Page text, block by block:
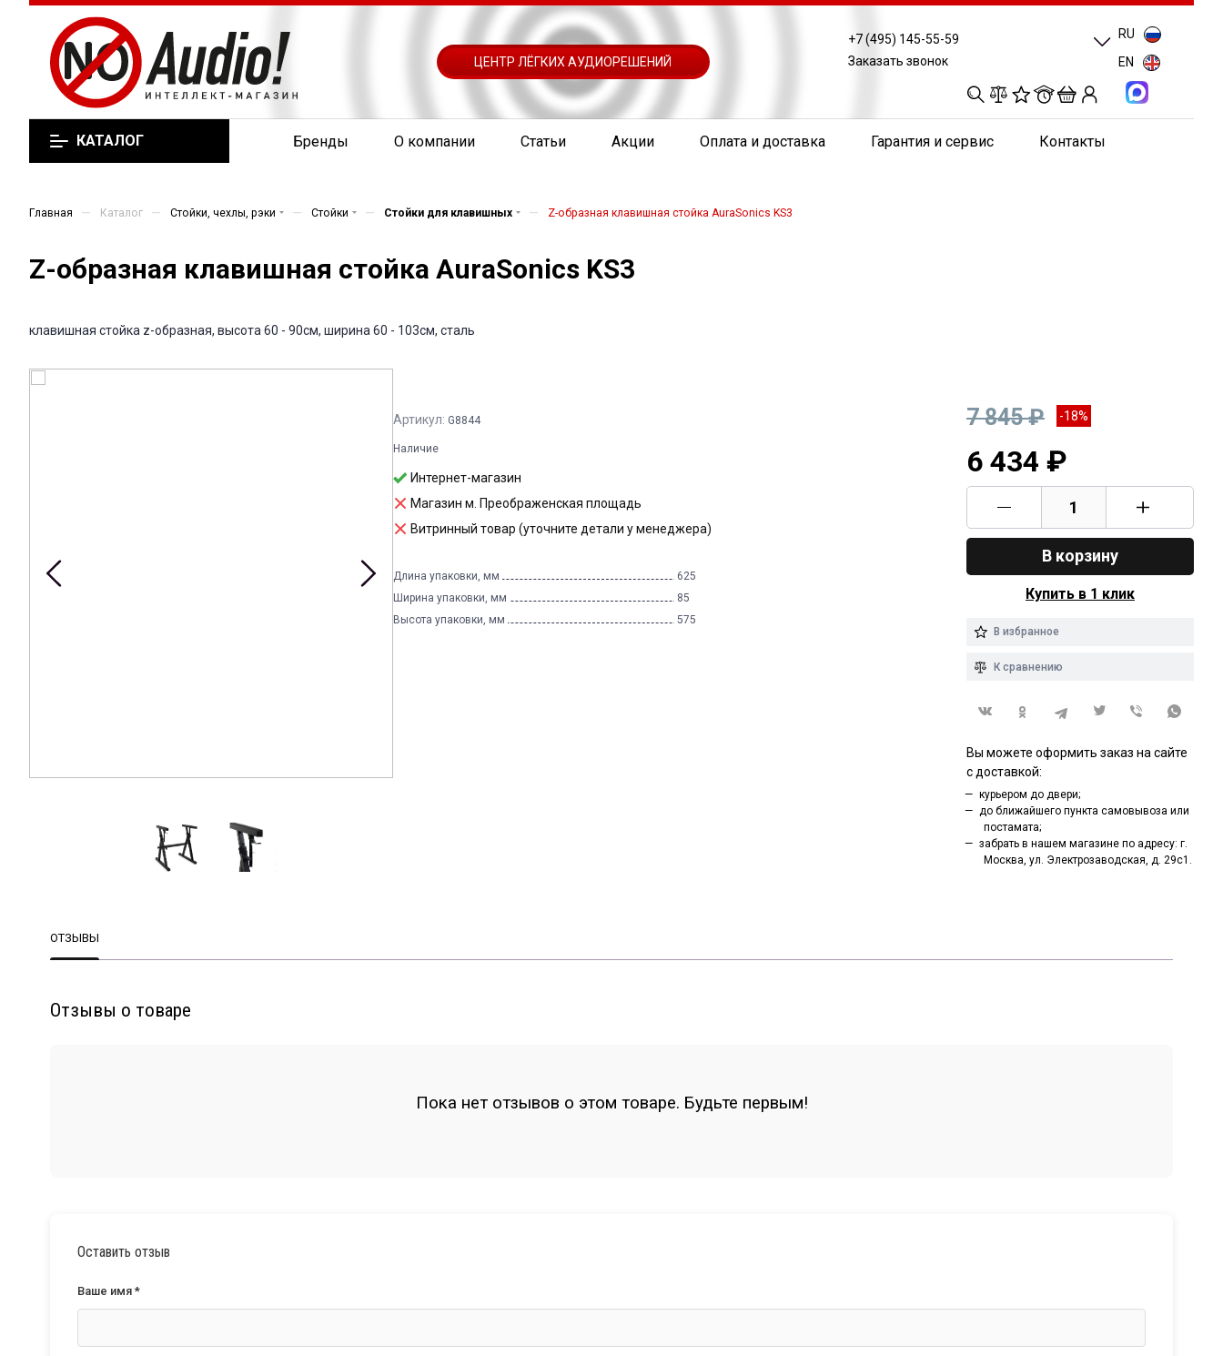
ЦЕНТР ЛЁГКИХ АУДИОРЕШЕНИЙ
+7 (495) 145-55-59
Заказать звонок
0
RU
EN
КАТАЛОГ Бренды О компании Статьи Акции Оплата и доставка Гарантия и сервис Контакты
Главная — Каталог — Стойки, чехлы, рэки — Стойки — Стойки для клавишных — Z-образная клавишная стойка AuraSonics KS3
Z-образная клавишная стойка AuraSonics KS3
клавишная стойка z-образная, высота 60 - 90см, ширина 60 - 103см, сталь
Артикул: G8844
Наличие
Интернет-магазин
Магазин м. Преображенская площадь
Витринный товар (уточните детали у менеджера)
Длина упаковки, мм
625
Ширина упаковки, мм
85
Высота упаковки, мм
575
7 845 ₽ -18%
6 434 ₽
В корзину
Купить в 1 клик
В избранное
К сравнению
Вы можете оформить заказ на сайте
с доставкой:
курьером до двери;
до ближайшего пункта самовывоза или
постамата;
забрать в нашем магазине по адресу: г.
Москва, ул. Электрозаводская, д. 29с1.
ОТЗЫВЫ
Отзывы о товаре
Пока нет отзывов о этом товаре. Будьте первым!
Оставить отзыв
Ваше имя *